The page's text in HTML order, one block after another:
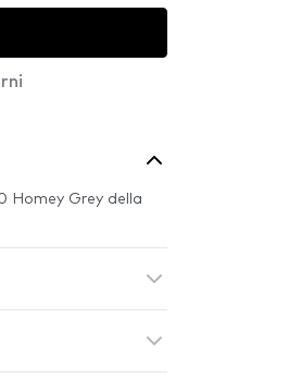
Homey Grey della